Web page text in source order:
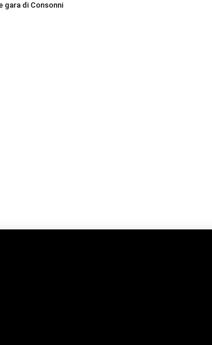
gara di Consonni